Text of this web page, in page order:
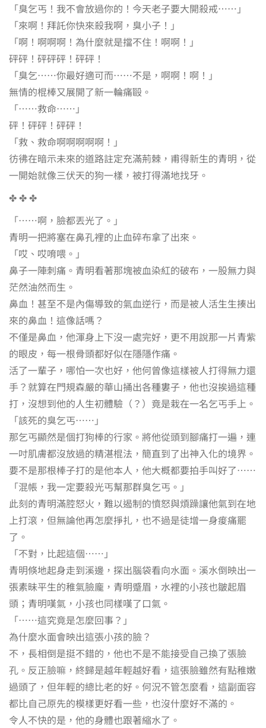
「臭乞丐！我不會放過你的！今天老子要大開殺戒⋯⋯」
「來啊！拜託你快來殺我啊，臭小子！」
「啊！啊啊啊！為什麼就是擋不住！啊啊！」
砰砰！砰砰砰！砰砰！
「臭乞⋯⋯你最好適可而⋯⋯不是，啊啊！啊！」
無情的棍棒又展開了新一輪痛毆。
「⋯⋯救命⋯⋯」
砰！砰砰！砰砰！
「救、救命啊啊啊啊啊！」
彷彿在暗示未來的道路註定充滿荊棘，甫得新生的青明，從
一開始就像三伏天的狗一樣，被打得滿地找牙。
✤ ✤ ✤
「⋯⋯啊，臉都丟光了。」
青明一把將塞在鼻孔裡的止血碎布拿了出來。
「哎、哎唷喂。」
鼻子一陣刺痛。青明看著那塊被血染紅的破布，一股無力與
茫然油然而生。
鼻血！甚至不是內傷導致的氣血逆行，而是被人活生生揍出
來的鼻血！這像話嗎？
不僅是鼻血，他渾身上下沒一處完好，更不用說那一片青紫
的眼皮，每一根骨頭都好似在隱隱作痛。
活了一輩子，哪怕一次也好，他何曾像這樣被人打得無力還
手？就算在門規森嚴的華山捅出各種婁子，他也沒挨過這種
打，沒想到他的人生初體驗（？）竟是栽在一名乞丐手上。
「該死的臭乞丐⋯⋯」
那乞丐顯然是個打狗棒的行家。將他從頭到腳痛打一遍，連
一吋肌膚都沒放過的精湛棍法，簡直到了出神入化的境界。
要不是那根棒子打的是他本人，他大概都要拍手叫好了⋯⋯
「混帳，我一定要殺光丐幫那群臭乞丐。」
此刻的青明滿腔怒火，難以遏制的憤怒與煩躁讓他氣到在地
上打滾，但無論他再怎麼掙扎，也不過是徒增一身痠痛罷
了。
「不對，比起這個⋯⋯」
青明倏地起身走到溪邊，探出腦袋看向水面。溪水倒映出一
張素昧平生的稚氣臉龐，青明蹙眉，水裡的小孩也皺起眉
頭；青明嘆氣，小孩也同樣嘆了口氣。
「⋯⋯這究竟是怎麼回事？」
為什麼水面會映出這張小孩的臉？
不，長相倒是挺不錯的，他也不是不能接受自己換了張臉
孔。反正臉嘛，終歸是越年輕越好看，這張臉雖然有點稚嫩
過頭了，但年輕的總比老的好。何況不管怎麼看，這副面容
都比自己原先的模樣更好看一些，也沒什麼好不滿的。
令人不快的是，他的身體也跟著縮水了。